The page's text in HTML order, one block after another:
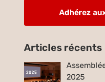
Adhérez
Articles récents
2025